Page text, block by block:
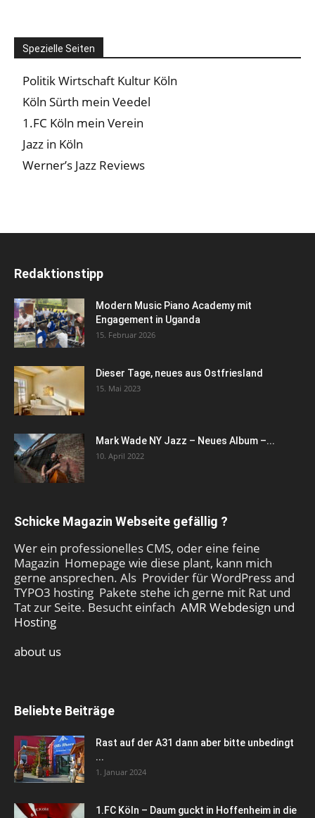
Spezielle Seiten
Politik Wirtschaft Kultur Köln
Köln Sürth mein Veedel
1.FC Köln mein Verein
Jazz in Köln
Werner’s Jazz Reviews
Redaktionstipp
Modern Music Piano Academy mit
Engagement in Uganda
15. Februar 2026
Dieser Tage, neues aus Ostfriesland
15. Mai 2023
Mark Wade NY Jazz – Neues Album –...
10. April 2022
Schicke Magazin Webseite gefällig ?
Wer ein professionelles CMS, oder eine feine
Magazin Homepage wie diese plant, kann mich
gerne ansprechen. Als Provider für WordPress and
TYPO3 hosting Pakete stehe ich gerne mit Rat und
Tat zur Seite. Besucht einfach AMR Webdesign und
Hosting
about us
Beliebte Beiträge
Rast auf der A31 dann aber bitte unbedingt
...
1. Januar 2024
1.FC Köln – Daum guckt in Hoffenheim in die